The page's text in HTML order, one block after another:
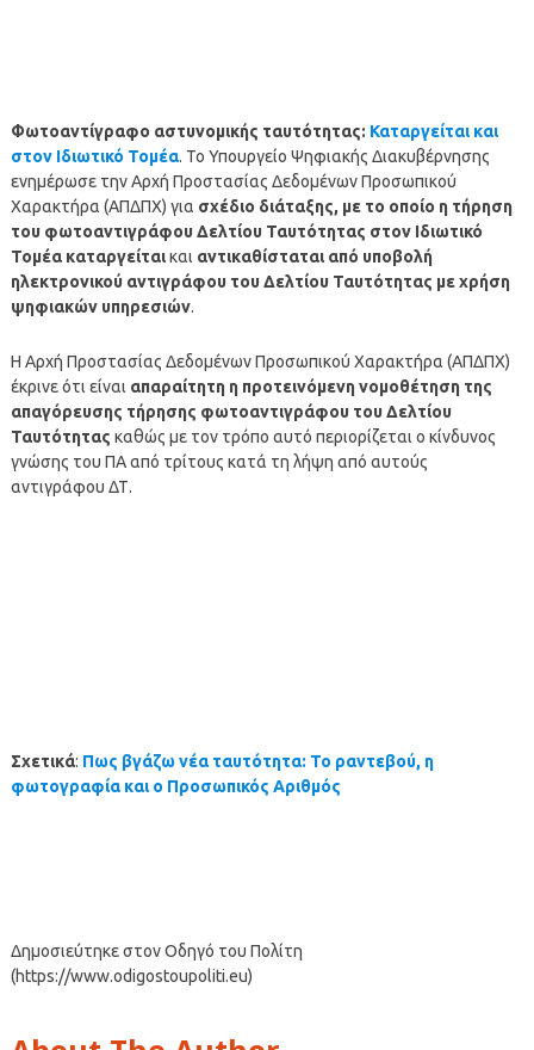
Φωτοαντίγραφο αστυνομικής ταυτότητας: Καταργείται και
στον Ιδιωτικό Τομέα. Το Υπουργείο Ψηφιακής Διακυβέρνησης
ενημέρωσε την Αρχή Προστασίας Δεδομένων Προσωπικού
Χαρακτήρα (ΑΠΔΠΧ) για σχέδιο διάταξης, με το οποίο η τήρηση
του φωτοαντιγράφου Δελτίου Ταυτότητας στον Ιδιωτικό
Τομέα καταργείταικαι αντικαθίσταται από υποβολή
ηλεκτρονικού αντιγράφου του Δελτίου Ταυτότητας με χρήση
ψηφιακών υπηρεσιών.
Η Αρχή Προστασίας Δεδομένων Προσωπικού Χαρακτήρα (ΑΠΔΠΧ)
έκρινε ότι είναι απαραίτητη η προτεινόμενη νομοθέτηση της
απαγόρευσης τήρησης φωτοαντιγράφου του Δελτίου
Ταυτότητας καθώς με τον τρόπο αυτό περιορίζεται ο κίνδυνος
γνώσης του ΠΑ από τρίτους κατά τη λήψη από αυτούς
αντιγράφου ΔΤ.
Σχετικά: Πως βγάζω νέα ταυτότητα: Το ραντεβού, η
φωτογραφία και ο Προσωπικός Αριθμός
Δημοσιεύτηκε στον Οδηγό του Πολίτη
(https://www.odigostoupoliti.eu)